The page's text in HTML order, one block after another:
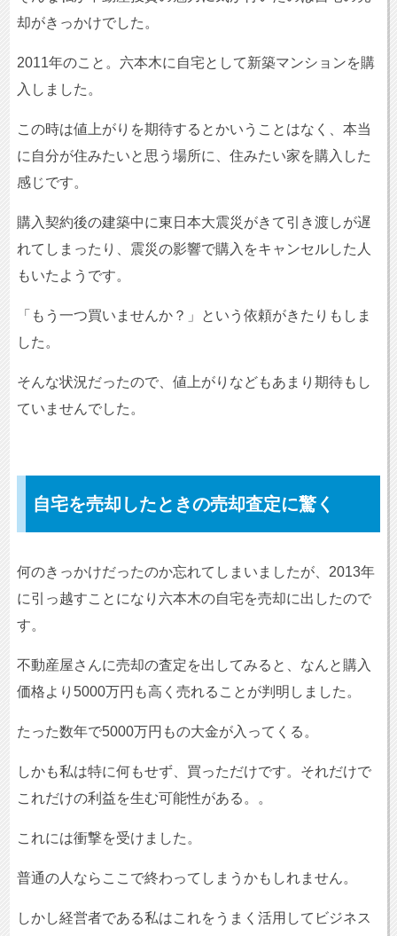
却がきっかけでした。
2011年のこと。六本木に自宅として新築マンションを購
入しました。
この時は値上がりを期待するとかいうことはなく、本当
に自分が住みたいと思う場所に、住みたい家を購入した
感じです。
購入契約後の建築中に東日本大震災がきて引き渡しが遅
れてしまったり、震災の影響で購入をキャンセルした人
もいたようです。
「もう一つ買いませんか？」という依頼がきたりもしま
した。
そんな状況だったので、値上がりなどもあまり期待もし
ていませんでした。
自宅を売却したときの売却査定に驚く
何のきっかけだったのか忘れてしまいましたが、2013年
に引っ越すことになり六本木の自宅を売却に出したので
す。
不動産屋さんに売却の査定を出してみると、なんと購入
価格より5000万円も高く売れることが判明しました。
たった数年で5000万円もの大金が入ってくる。
しかも私は特に何もせず、買っただけです。それだけで
これだけの利益を生む可能性がある。。
これには衝撃を受けました。
普通の人ならここで終わってしまうかもしれません。
しかし経営者である私はこれをうまく活用してビジネス